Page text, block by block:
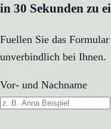
in 30 Sekunden zu
Fuellen Sie das
unverbindlich bei Ihnen.
Vor- und Nachname